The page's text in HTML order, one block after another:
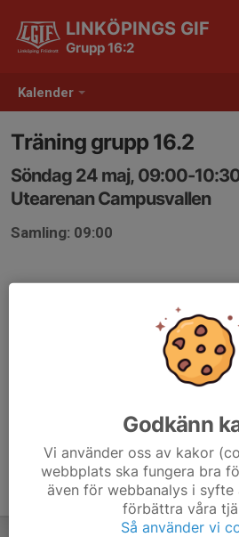
Kalender
LINKÖPINGS GIF
Grupp 16:2
Träning grupp 16.2
Söndag 24 maj, 09:00-
Utearenan Campusvallen
Samling: 09:00
Godkänn
Vi använder oss av kakor
webbplats ska fungera bra
även för webbanalys i
förbättra våra
Så använder vi